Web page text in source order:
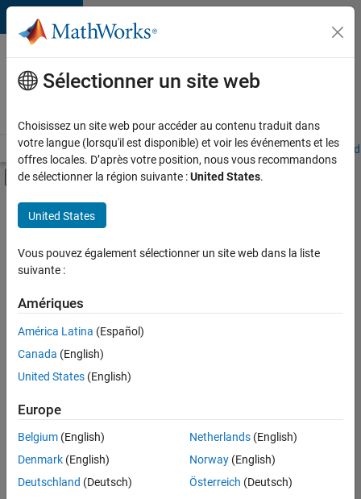
Passer au contenu
Votre
carrière
chez
Accueil Explorer nos opportunités Adresses de nos bureaux
Activer/désactiver l'affichage du menu
Contenu principal
FILTRER PAR
Programme destiné aux nouvelles carrières (EDG)
Ingénierie des versions
Ingénierie des processus logiciels
Actuellement,
aucune
offre
d'emploi
correspondant
à vos
critères
de
recherche.
Sélectionner un site web
Choisissez un site web pour accéder au contenu traduit dans
votre langue (lorsqu'il est disponible) et voir les événements et les
offres locales. D’après votre position, nous vous recommandons
de sélectionner la région suivante :United States.
United States
Vous pouvez également sélectionner un site web dans la liste
suivante :
Amériques
América Latina (Español)
Canada (English)
United States (English)
Europe
Belgium (English)
Denmark (English)
Deutschland (Deutsch)
Netherlands(English)
Norway(English)
Österreich (Deutsch)